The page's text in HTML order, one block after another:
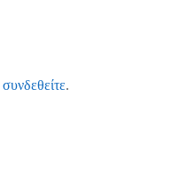
συνδεθείτε.